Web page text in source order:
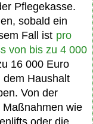
Pflegekasse.
sobald ein
Fall ist pro
von bis zu 4 000
16 000 Euro
dem Haushalt
Von der
wie